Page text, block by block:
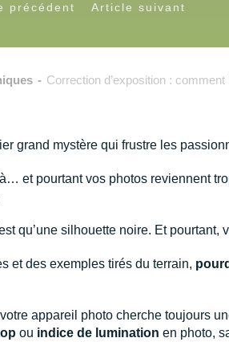
précédent Article suivant
- Correction d’exposition : comment
grand mystère qui frustre les
et pourtant vos photos reviennent
qu’une silhouette noire. Et
et des exemples tirés du terrain,
appareil photo cherche toujours
ou indice de lumination en photo,